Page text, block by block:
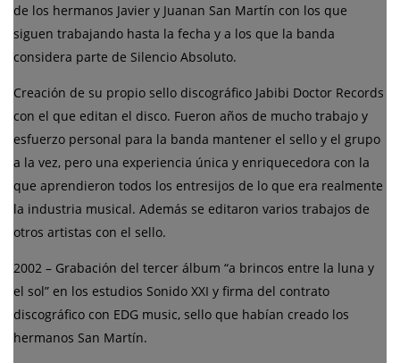
de los hermanos Javier y Juanan San Martín con los que
siguen trabajando hasta la fecha y a los que la banda
considera parte de Silencio Absoluto.
Creación de su propio sello discográfico Jabibi Doctor Records
con el que editan el disco. Fueron años de mucho trabajo y
esfuerzo personal para la banda mantener el sello y el grupo
a la vez, pero una experiencia única y enriquecedora con la
que aprendieron todos los entresijos de lo que era realmente
la industria musical. Además se editaron varios trabajos de
otros artistas con el sello.
2002 – Grabación del tercer álbum “a brincos entre la luna y
el sol” en los estudios Sonido XXI y firma del contrato
discográfico con EDG music, sello que habían creado los
hermanos San Martín.